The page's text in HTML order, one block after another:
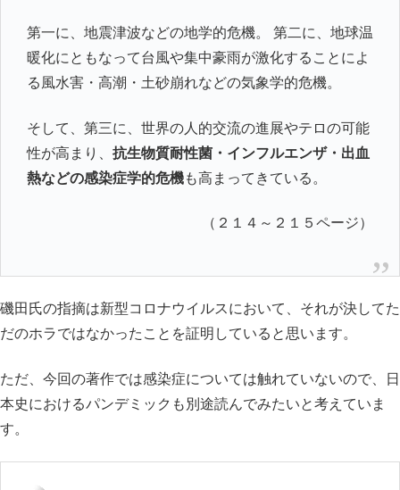
第一に、地震津波などの地学的危機。 第二に、地球温
暖化にともなって台風や集中豪雨が激化することによ
る風水害・高潮・土砂崩れなどの気象学的危機。
そして、第三に、世界の人的交流の進展やテロの可能
性が高まり、 抗生物質耐性菌・インフルエンザ・出血
熱などの感染症学的危機も高まってきている。
（２１４～２１５ページ）
磯田氏の指摘は新型コロナウイルスにおいて、それが決してた
だのホラではなかったことを証明していると思います。
ただ、今回の著作では感染症については触れていないので、日
本史におけるパンデミックも別途読んでみたいと考えていま
す。